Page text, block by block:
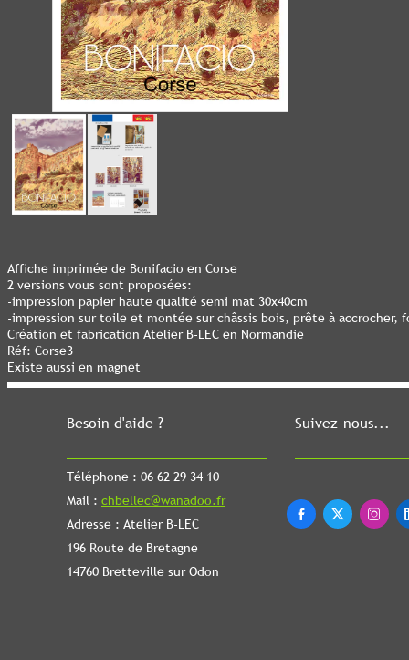
Besoin d'aide ?
Téléphone : 06 62 29 34 10
Mail : chbellec@wanadoo.fr
Adresse : Atelier B-LEC
196 Route de Bretagne
14760 Bretteville sur Odon
Suivez-nous...
  
Affiche imprimée de Bonifacio en Corse
2 versions vous sont proposées:
-impression papier haute qualité semi mat 30x40cm
-impression sur toile et montée sur châssis bois, prête à accrocher,
Création et fabrication Atelier B-LEC en Normandie
Réf: Corse3
Existe aussi en magnet